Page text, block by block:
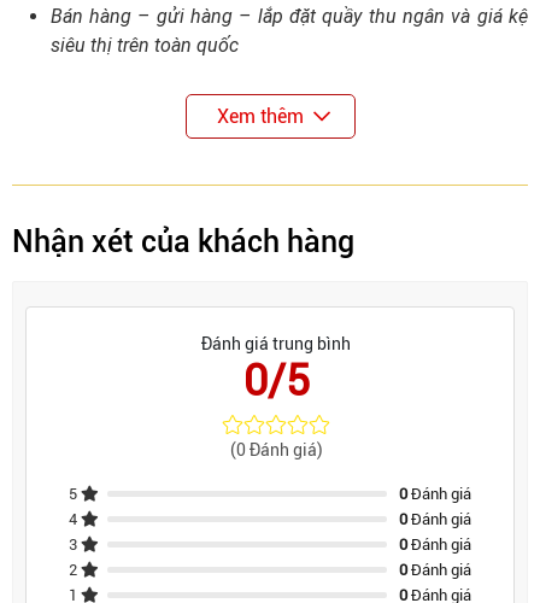
Bán hàng – gửi hàng – lắp đặt quầy thu ngân và giá kệ
siêu thị trên toàn quốc
Xem thêm
Nhận xét của khách hàng
Đánh giá trung bình
0/5
(0 Đánh giá)
5 0Đánh giá
4
0Đánh giá
3
0Đánh giá
2
0Đánh giá
1
0Đánh giá